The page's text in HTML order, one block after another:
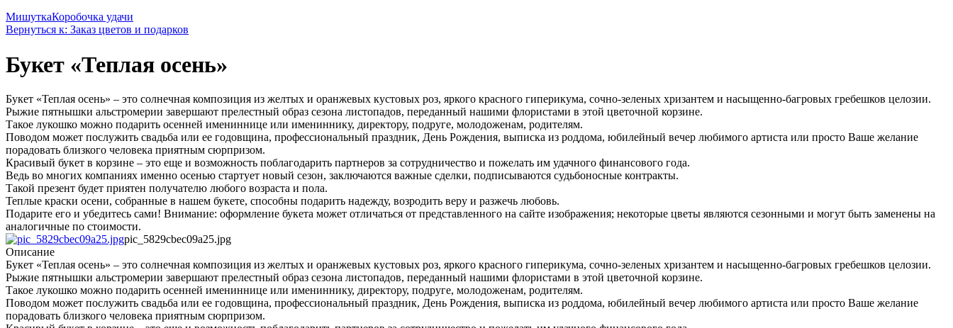
МишуткаКоробочка удачи
Вернуться к: Заказ цветов и подарков
Букет «Теплая осень»
Букет «Теплая осень» – это солнечная композиция из желтых и оранжевых кустовых роз, яркого красного гиперикума, сочно-зеленых хризантем и насыщенно-багровых гребешков целозии.
Рыжие пятнышки альстромерии завершают прелестный образ сезона листопадов, переданный нашими флористами в этой цветочной корзине.
Такое лукошко можно подарить осенней имениннице или имениннику, директору, подруге, молодоженам, родителям.
Поводом может послужить свадьба или ее годовщина, профессиональный праздник, День Рождения, выписка из роддома, юбилейный вечер любимого артиста или просто Ваше желание
порадовать близкого человека приятным сюрпризом.
Красивый букет в корзине – это еще и возможность поблагодарить партнеров за сотрудничество и пожелать им удачного финансового года.
Ведь во многих компаниях именно осенью стартует новый сезон, заключаются важные сделки, подписываются судьбоносные контракты.
Такой презент будет приятен получателю любого возраста и пола.
Теплые краски осени, собранные в нашем букете, способны подарить надежду, возродить веру и разжечь любовь.
Подарите его и убедитесь сами! Внимание: оформление букета может отличаться от представленного на сайте изображения; некоторые цветы являются сезонными и могут быть заменены на
аналогичные по стоимости.
pic_5829cbec09a25.jpg
Описание
Букет «Теплая осень» – это солнечная композиция из желтых и оранжевых кустовых роз, яркого красного гиперикума, сочно-зеленых хризантем и насыщенно-багровых гребешков целозии.
Рыжие пятнышки альстромерии завершают прелестный образ сезона листопадов, переданный нашими флористами в этой цветочной корзине.
Такое лукошко можно подарить осенней имениннице или имениннику, директору, подруге, молодоженам, родителям.
Поводом может послужить свадьба или ее годовщина, профессиональный праздник, День Рождения, выписка из роддома, юбилейный вечер любимого артиста или просто Ваше желание
порадовать близкого человека приятным сюрпризом.